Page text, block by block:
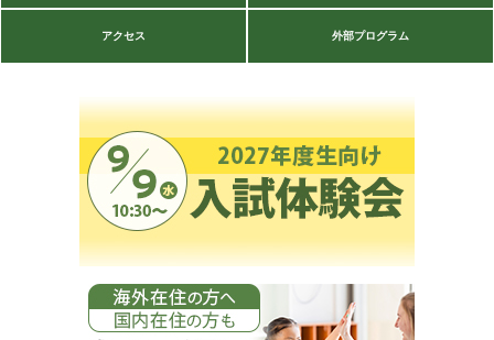
アクセス 外部プログラム